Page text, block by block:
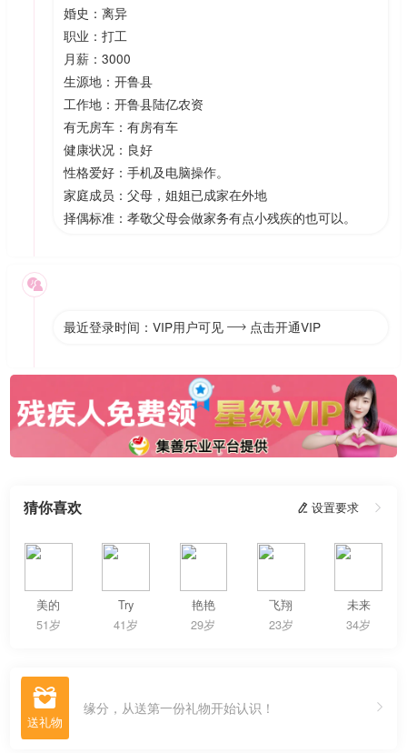
婚史：离异
职业：打工
月薪：3000
生源地：开鲁县
工作地：开鲁县陆亿农资
有无房车：有房有车
健康状况：良好
性格爱好：手机及电脑操作。
家庭成员：父母，姐姐已成家在外地
择偶标准：孝敬父母会做家务有点小残疾的也可以。

最近登录时间：VIP用户可见  点击开通VIP
猜你喜欢  设置要求 
美的
51岁
Try
41岁
艳艳
29岁
飞翔
23岁
未来
34岁
 缘分，从送第一份礼物开始认识！